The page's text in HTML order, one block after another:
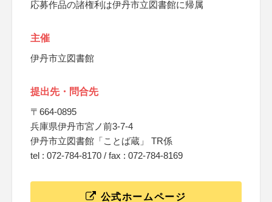
応募作品の諸権利は伊丹市立図書館に帰属
主催
伊丹市立図書館
提出先・問合先
〒664-0895
兵庫県伊丹市宮ノ前3-7-4
伊丹市立図書館「ことば蔵」 TR係
tel : 072-784-8170 / fax : 072-784-8169
公式ホームページ